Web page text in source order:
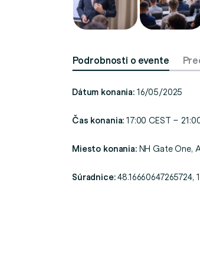
Podrobnosti o evente
Dátum konania: 16/05/2025
Čas konania: 17:00 CEST –
Miesto konania: NH Gate One,
Súradnice:48.16660647265724,